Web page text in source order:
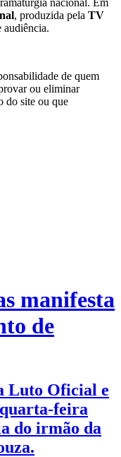
, produzida pela TV
audiência.
de quem
ou eliminar
do site ou que
manifesta
de
Luto Oficial e
quarta-feira
do irmão da